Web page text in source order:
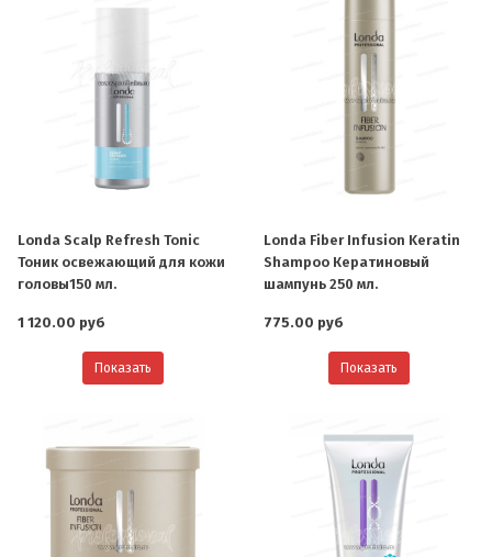
Londa Scalp Refresh Tonic
Тоник освежающий для кожи
головы150 мл.
1 120.00 руб
Показать
Londa Fiber Infusion Keratin
Shampoo Кератиновый
шампунь 250 мл.
775.00 руб
Показать